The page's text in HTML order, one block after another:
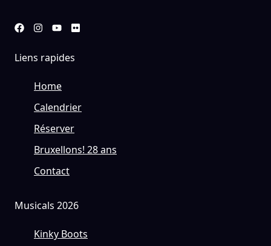
Liens rapides
Home
Calendrier
Réserver
Bruxellons! 28 ans
Contact
Musicals 2026
Kinky Boots